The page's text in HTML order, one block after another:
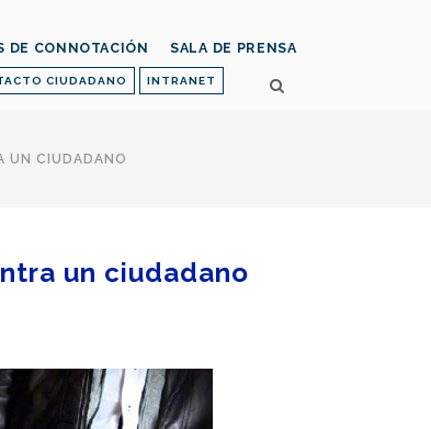
CIUDADANO INTRANET
DE CONNOTACIÓN SALA DE PRENSA
UN CIUDADANO
un ciudadano